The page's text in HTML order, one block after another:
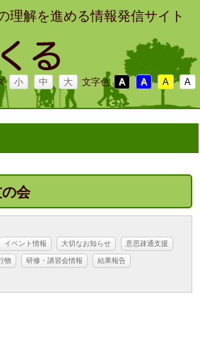
理解を進める情報発信サイト
小 中 大 文字色 A A A A
会
イベント情報 大切なお知らせ 意思疎通支援
物 研修・講習会情報 結果報告